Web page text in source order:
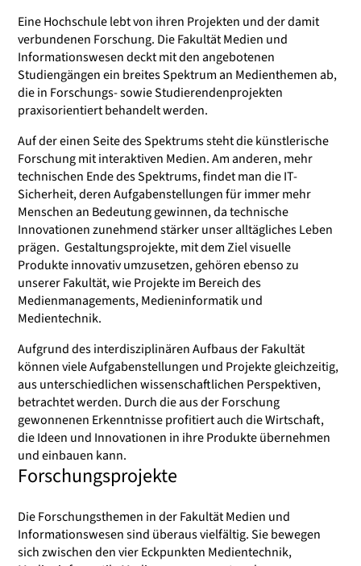
Eine Hochschule lebt von ihren Projekten und der damit
verbundenen Forschung. Die Fakultät Medien und
Informationswesen deckt mit den angebotenen
Studiengängen ein breites Spektrum an Medienthemen ab,
die in Forschungs- sowie Studierendenprojekten
praxisorientiert behandelt werden.
Auf der einen Seite des Spektrums steht die künstlerische
Forschung mit interaktiven Medien. Am anderen, mehr
technischen Ende des Spektrums, findet man die IT-
Sicherheit, deren Aufgabenstellungen für immer mehr
Menschen an Bedeutung gewinnen, da technische
Innovationen zunehmend stärker unser alltägliches Leben
prägen. Gestaltungsprojekte, mit dem Ziel visuelle
Produkte innovativ umzusetzen, gehören ebenso zu
unserer Fakultät, wie Projekte im Bereich des
Medienmanagements, Medieninformatik und
Medientechnik.
Aufgrund des interdisziplinären Aufbaus der Fakultät
können viele Aufgabenstellungen und Projekte gleichzeitig,
aus unterschiedlichen wissenschaftlichen Perspektiven,
betrachtet werden. Durch die aus der Forschung
gewonnenen Erkenntnisse profitiert auch die Wirtschaft,
die Ideen und Innovationen in ihre Produkte übernehmen
und einbauen kann.
Forschungsprojekte
Die Forschungsthemen in der Fakultät Medien und
Informationswesen sind überaus vielfältig. Sie bewegen
sich zwischen den vier Eckpunkten Medientechnik,